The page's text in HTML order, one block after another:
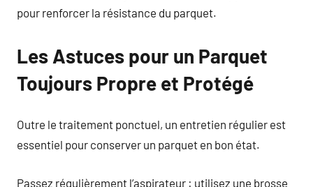
pour renforcer la résistance du parquet.
Les Astuces pour un Parquet
Toujours Propre et Protégé
Outre le traitement ponctuel, un entretien régulier est
essentiel pour conserver un parquet en bon état.
Passez régulièrement l’aspirateur : utilisez une brosse